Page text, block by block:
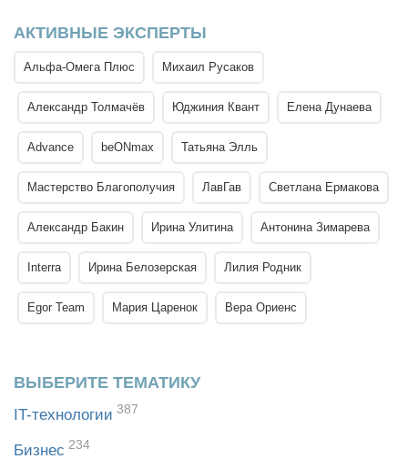
АКТИВНЫЕ ЭКСПЕРТЫ
Альфа-Омега Плюс Михаил Русаков
Александр Толмачёв Юджиния Квант Елена Дунаева
Advance beONmax Татьяна Элль
Мастерство Благополучия ЛавГав Светлана Ермакова
Александр Бакин Ирина Улитина Антонина Зимарева
Interra Ирина Белозерская Лилия Родник
Egor Team Мария Царенок Вера Ориенс
ВЫБЕРИТЕ ТЕМАТИКУ
IT-технологии 387
Бизнес 234